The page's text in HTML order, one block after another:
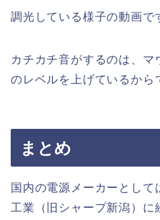
調光している様子の動画で
カチカチ音がするのは、マ
のレベルを上げているから
まとめ
国内の電源メーカーとして
工業（旧シャープ新潟）に